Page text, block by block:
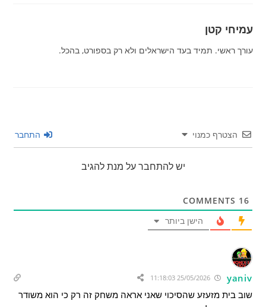
עמיחי קטן
עורך ראשי. תמיד בעד הישראלים ולא רק בספורט, בהכל.
הצטרף כמנוי התחבר
יש להתחבר על מנת להגיב
16
הישן ביותר
yaniv
שוב בית מזעזע שהסיכוי שאני אראה משחק זה רק כי הוא משודר